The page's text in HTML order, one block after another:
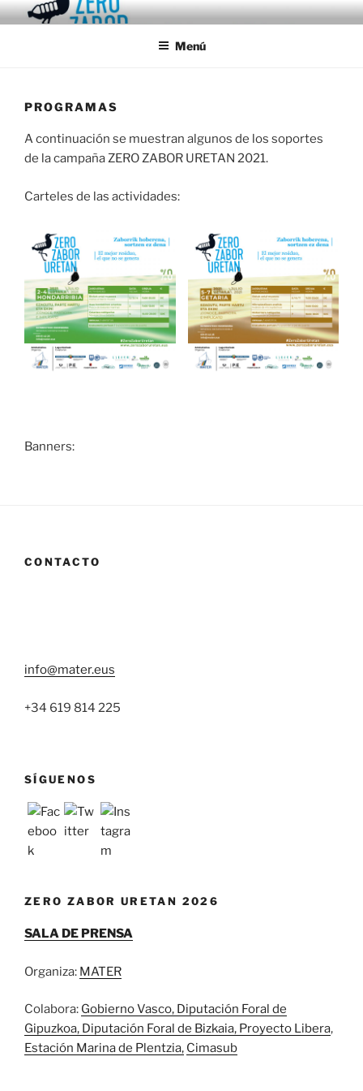
Saltar
al
ZERO ZABOR URETAN
Zabor hoberena, sortzen ez dena
Menú
PROGRAMAS
A continuación se muestran algunos de los soportes
de la campaña ZERO ZABOR URETAN 2021.
Carteles de las actividades:
Banners:
CONTACTO
info@mater.eus
+34 619 814 225
SÍGUENOS
ZERO ZABOR URETAN 2026
SALA DE PRENSA
Organiza: MATER
Colabora: Gobierno Vasco, Diputación Foral de
Gipuzkoa, Diputación Foral de Bizkaia, Proyecto Libera,
Estación Marina de Plentzia, Cimasub